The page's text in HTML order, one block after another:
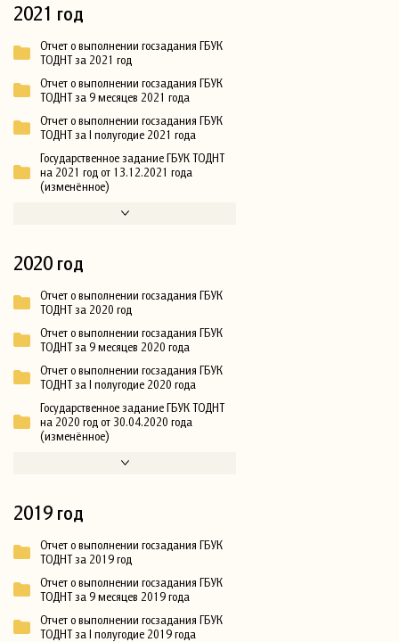
2021 год
Отчет о выполнении госзадания ГБУК
ТОДНТ за 2021 год
Отчет о выполнении госзадания ГБУК
ТОДНТ за 9 месяцев 2021 года
Отчет о выполнении госзадания ГБУК
ТОДНТ за I полугодие 2021 года
Государственное задание ГБУК ТОДНТ
на 2021 год от 13.12.2021 года
(изменённое)
2020 год
Отчет о выполнении госзадания ГБУК
ТОДНТ за 2020 год
Отчет о выполнении госзадания ГБУК
ТОДНТ за 9 месяцев 2020 года
Отчет о выполнении госзадания ГБУК
ТОДНТ за I полугодие 2020 года
Государственное задание ГБУК ТОДНТ
на 2020 год от 30.04.2020 года
(изменённое)
2019 год
Отчет о выполнении госзадания ГБУК
ТОДНТ за 2019 год
Отчет о выполнении госзадания ГБУК
ТОДНТ за 9 месяцев 2019 года
Отчет о выполнении госзадания ГБУК
ТОДНТ за I полугодие 2019 года